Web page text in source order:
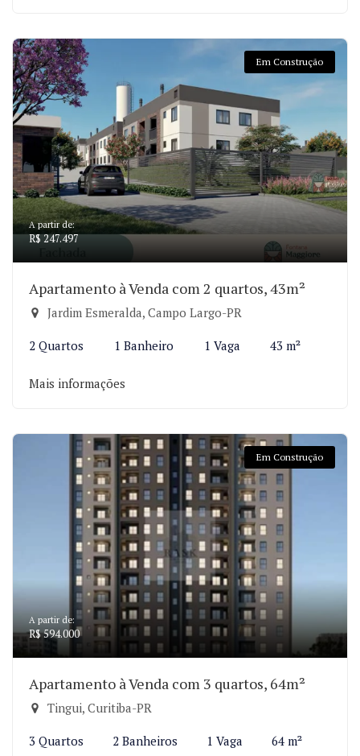
Em Construção
A partir de:
R$ 247.497
Apartamento à Venda com 2 quartos, 43m²
Jardim Esmeralda, Campo Largo-PR
2 Quartos 1 Banheiro 1 Vaga 43 m²
Mais informações
Em Construção
A partir de:
R$ 594.000
Apartamento à Venda com 3 quartos, 64m²
Tingui, Curitiba-PR
3 Quartos 2 Banheiros 1 Vaga 64 m²